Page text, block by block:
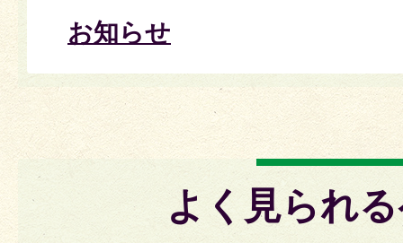
お知らせ
よく見られ